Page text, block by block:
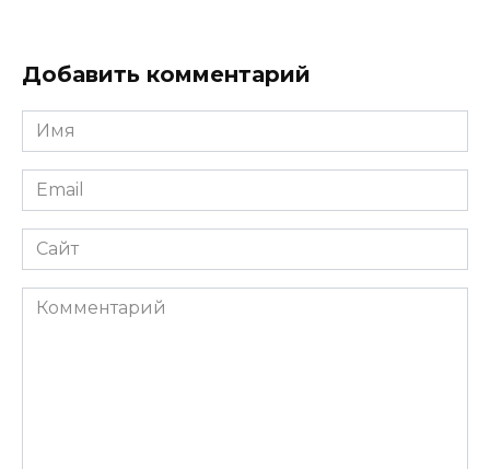
Добавить комментарий
Имя
*
Email
*
Сайт
Комментарий